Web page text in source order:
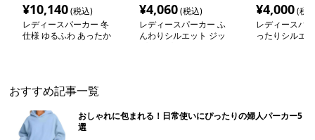
¥10,140(税込)
レディースパーカー 冬
仕様 ゆるふわ あったか
¥4,060(税込)
レディースパーカー ふ
んわりシルエット ジッ
¥4,000(税
レディースパ
ったりシルエ
おすすめ記事一覧
おしゃれに包まれる！日常使いにぴったりの婦人パーカー5
選